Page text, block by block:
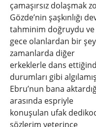
çamaşırsız dolaşmak
Gözde’nin şaşkınlığı
tahminim doğruydu ve
gece olanlardan bir
zamanlarda diğer
erkeklerle dans
durumları gibi
Ebru’nun bana
arasında espriyle
konuşulan ufak
sözlerim yeterince